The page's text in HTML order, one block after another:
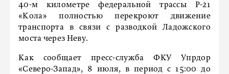
40-м километре федеральной трассы Р-21
«Кола» полностью перекроют движение
транспорта в связи с разводкой Ладожского
моста через Неву.
Как сообщает пресс-служба ФКУ Упрдор
«Северо-Запад», 8 июля, в период с 15:00 до